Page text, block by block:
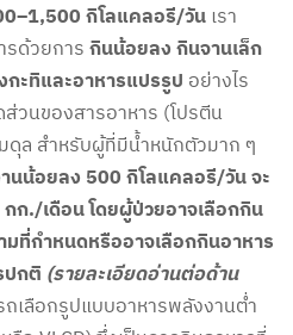
กิโลแคลอรี/วัน เรา
รด้วยการกินน้อยลง กินจานเล็ก
ะทิและอาหารแปรรูป อย่างไร
วนของสารอาหาร (โปรตีน
ดุล สำหรับผู้ที่มีน้ำหนักตัวมาก ๆ
นน้อยลง 500 กิโลแคลอรี/วัน จะ
ก./เดือนโดยผู้ป่วยอาจเลือกกิน
ที่กำหนดหรืออาจเลือกกินอาหาร
ปกติ (รายละเอียดอ่านต่อด้าน
เลือกรูปแบบอาหารพลังงานต่ำ